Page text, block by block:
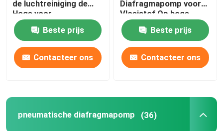
Chemische Diafragmapomp
De Pomp van de diafragmaverf
de pomp van het gasdiafragma
De Pomp van de diafragmaoverdracht
de luchtreiniging de
Hoge voor
Waterzuiveringsinstallatie
Beste prijs
Contacteer ons
Diafragmapomp voor
Vloeistof Op hoge
temperatuur
Beste prijs
Contacteer ons
pneumatische diafragmapomp (36)